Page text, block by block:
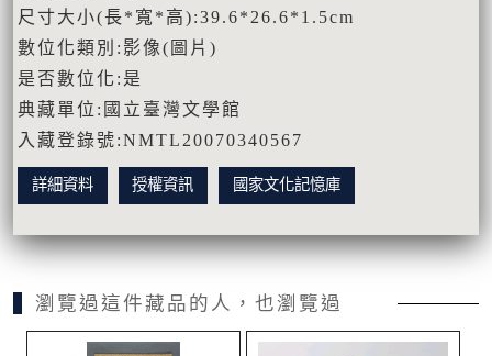
尺寸大小(長*寬*高):39.6*26.6*1.5cm
數位化類別:影像(圖片)
是否數位化:是
典藏單位:國立臺灣文學館
入藏登錄號:NMTL20070340567
詳細資料 授權資訊 國家文化記憶庫
瀏覽過這件藏品的人，也瀏覽過